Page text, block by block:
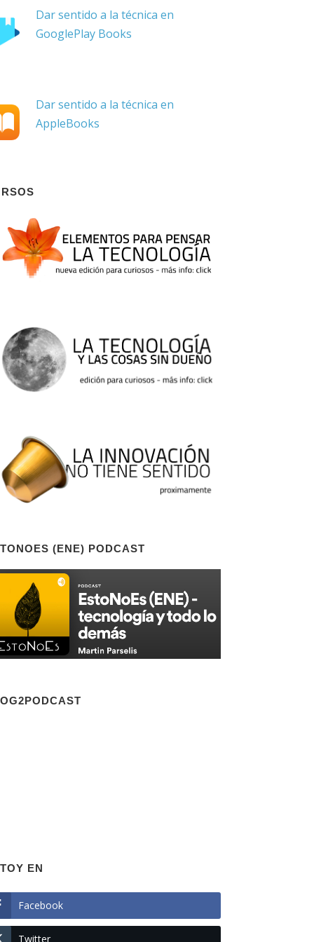
Dar sentido a la técnica en
GooglePlay Books
Dar sentido a la técnica en
AppleBooks
(ENE) PODCAST
EN
Facebook
Twitter